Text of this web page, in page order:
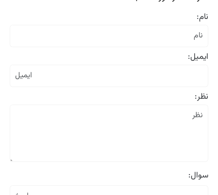
نام:
ایمیل:
نظر:
سوال: